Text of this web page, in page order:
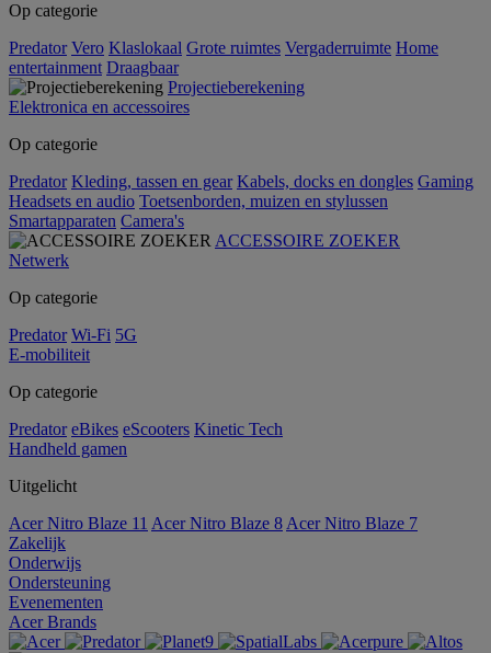
Op categorie
Predator Vero Klaslokaal Grote ruimtes Vergaderruimte Home
entertainment Draagbaar
Projectieberekening
Elektronica en accessoires
Op categorie
Predator Kleding, tassen en gear Kabels, docks en dongles Gaming
Headsets en audio Toetsenborden, muizen en stylussen
Smartapparaten Camera's
ACCESSOIRE ZOEKER
Netwerk
Op categorie
Predator Wi-Fi 5G
E-mobiliteit
Op categorie
Predator eBikes eScooters Kinetic Tech
Handheld gamen
Uitgelicht
Acer Nitro Blaze 11 Acer Nitro Blaze 8 Acer Nitro Blaze 7
Zakelijk
Onderwijs
Ondersteuning
Evenementen
Acer Brands